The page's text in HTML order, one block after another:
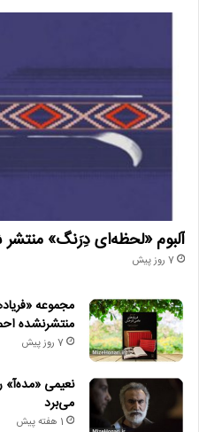
آلبوم «لحظه‌ای دِرَنگ»
7 روز پیش
مجموعه
منتشرنشده
7 روز پیش
نعیمی «مده‌آ»
می‌برد
1 هفته پیش